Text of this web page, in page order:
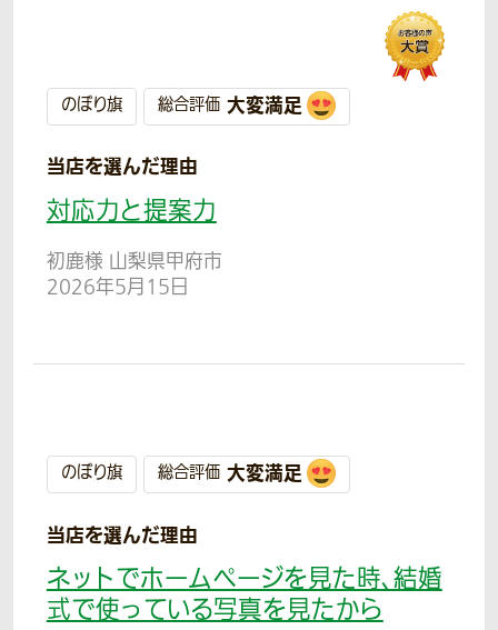
のぼり旗 総合評価 大変満足
当店を選んだ理由
対応力と提案力
初鹿様 山梨県甲府市
2026年5月15日
のぼり旗 総合評価 大変満足
当店を選んだ理由
ネットでホームページを見た時、結婚
式で使っている写真を見たから